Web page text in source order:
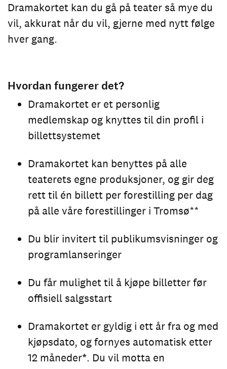
Dramakortet kan du gå på teater så mye du
vil, akkurat når du vil, gjerne med nytt følge
hver gang.
Hvordan fungerer det?
Dramakortet er et personlig
medlemskap og knyttes til din profil i
billettsystemet
Dramakortet kan benyttes på alle
teaterets egne produksjoner, og gir deg
rett til én billett per forestilling per dag
på alle våre forestillinger i Tromsø**
Du blir invitert til publikumsvisninger og
programlanseringer
Du får mulighet til å kjøpe billetter før
offisiell salgsstart
Dramakortet er gyldig i ett år fra og med
kjøpsdato, og fornyes automatisk etter
12 måneder*. Du vil motta en